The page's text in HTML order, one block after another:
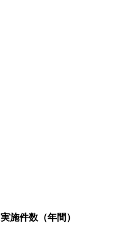
実施件数（年間）